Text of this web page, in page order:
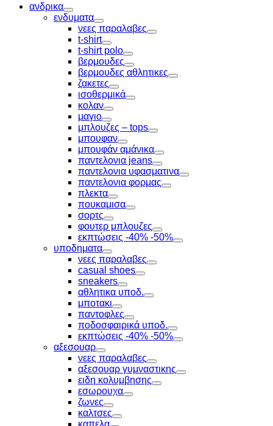
ανδρικα
Toggle
ενδυματα
Toggle
νεες παραλαβες
Toggle
t-shirt
Toggle
t-shirt polo
Toggle
βερμουδες
Toggle
βερμουδες αθλητικες
Toggle
ζακετες
Toggle
ισοθερμικά
Toggle
κολαν
Toggle
μαγιο
Toggle
μπλουζες – tops
Toggle
μπουφαν
Toggle
μπουφάν αμάνικα
Toggle
παντελονια jeans
Toggle
παντελονια υφασματινα
Toggle
παντελονια φορμας
Toggle
πλεκτα
Toggle
πουκαμισα
Toggle
σορτς
Toggle
φουτερ μπλουζες
Toggle
εκπτώσεις -40% -50%
Toggle
υποδηματα
Toggle
νεες παραλαβες
Toggle
casual shoes
Toggle
sneakers
Toggle
αθλητικα υποδ.
Toggle
μποτακι
Toggle
παντοφλες
Toggle
ποδοσφαιρικά υποδ.
Toggle
εκπτώσεις -40% -50%
Toggle
αξεσουαρ
Toggle
νεες παραλαβες
Toggle
αξεσουαρ γυμναστικης
Toggle
ειδη κολυμβησης
Toggle
εσωρουχα
Toggle
ζωνες
Toggle
καλτσες
Toggle
καπελα